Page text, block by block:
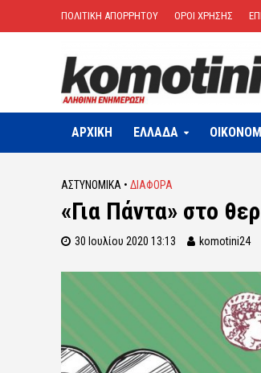
ΠΟΛΙΤΙΚΗ ΑΠΟΡΡΗΤΟΥ ΟΡΟΙ ΧΡΗΣΗΣ
ΑΡΧΙΚΗ ΕΛΛΑΔΑ
ΑΣΤΥΝΟΜΙΚΆ • ΔΙΑΦΟΡΑ
«Για Πάντα» στο
30 Ιουλίου 2020 13:13 komotini24